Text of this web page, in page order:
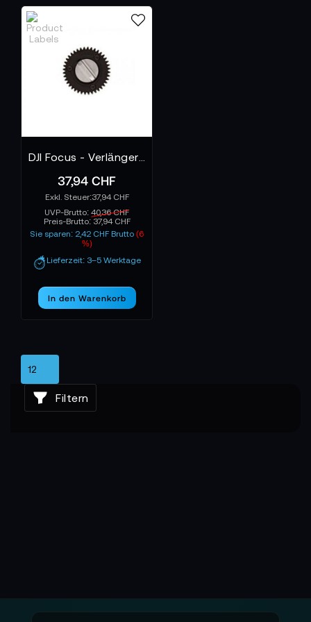
37,94 CHF
37,94 CHF
UVP-Brutto:40,36 CHF
Preis-Brutto: 37,94 CHF
Sie sparen: 2,42 CHF Brutto(6
%)
Lieferzeit: 3–5 Werktage
In den Warenkorb
Filtern